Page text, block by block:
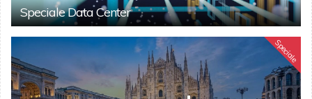
Speciale Data Center
Speciale